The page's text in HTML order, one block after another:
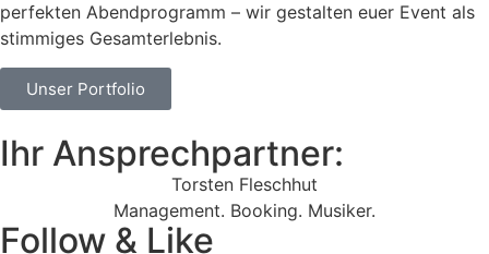
perfekten Abendprogramm – wir gestalten euer Event als
stimmiges Gesamterlebnis.
Unser Portfolio
Ihr Ansprechpartner:
Torsten Fleschhut
Management. Booking. Musiker.
Follow & Like